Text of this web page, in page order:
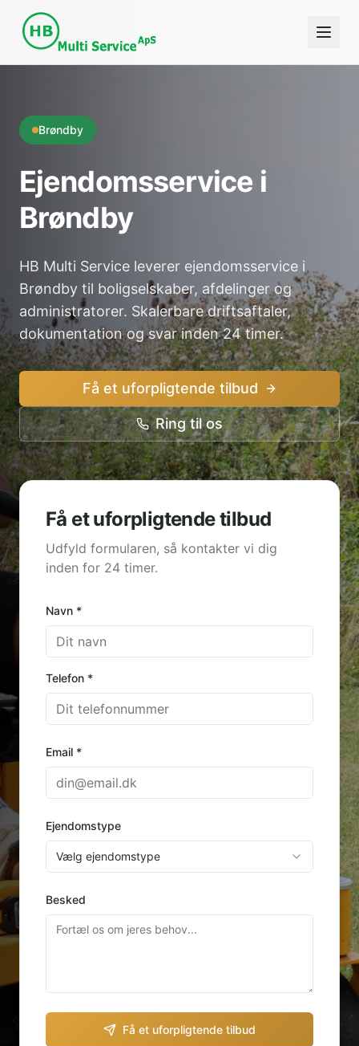
Brøndby
Ejendomsservice i
Brøndby
HB Multi Service leverer ejendomsservice i
Brøndby til boligselskaber, afdelinger og
administratorer. Skalerbare driftsaftaler,
dokumentation og svar inden 24 timer.
Få et uforpligtende tilbud
Ring til os
Få et uforpligtende tilbud
Udfyld formularen, så kontakter vi dig
inden for 24 timer.
Navn *
Telefon *
Email *
Ejendomstype
Vælg ejendomstype
Besked
Få et uforpligtende tilbud